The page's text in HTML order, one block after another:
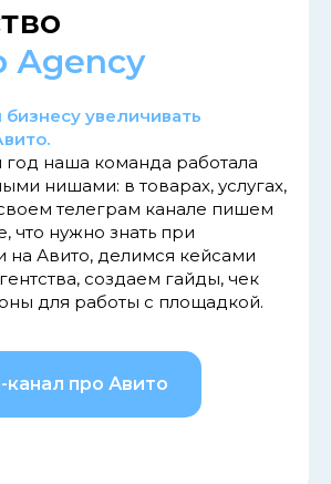
Аgency
увеличивать
год наша команда работала
нишами: в товарах, услугах,
телеграм канале пишем
что нужно знать при
Авито, делимся кейсами
создаем гайды, чек
для работы с площадкой.
канал про Авито